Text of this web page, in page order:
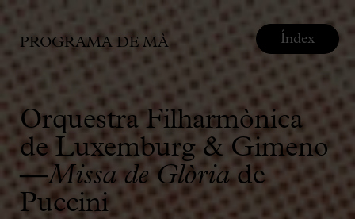
PROGRAMA DE MÀ
Orquestra Filharmònica
de Luxemburg & Gimeno
—Missa de Glòriade
Puccini
Índex